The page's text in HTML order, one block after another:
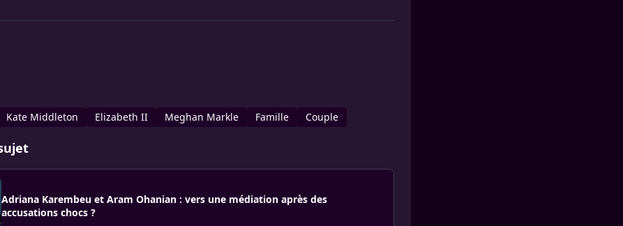
Kate Middleton Elizabeth II Meghan Markle Famille Couple
Adriana Karembeu et Aram Ohanian : vers une médiation après des
accusations chocs ?